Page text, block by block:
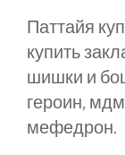
Паттайя
купить
шишки и
героин,
мефедрон.